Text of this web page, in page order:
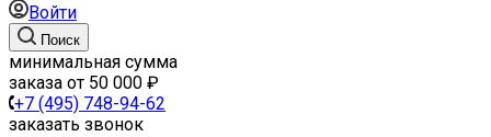
Войти
Поиск
минимальная сумма
заказа от 50 000 ₽
+7 (495) 748-94-62
заказать звонок